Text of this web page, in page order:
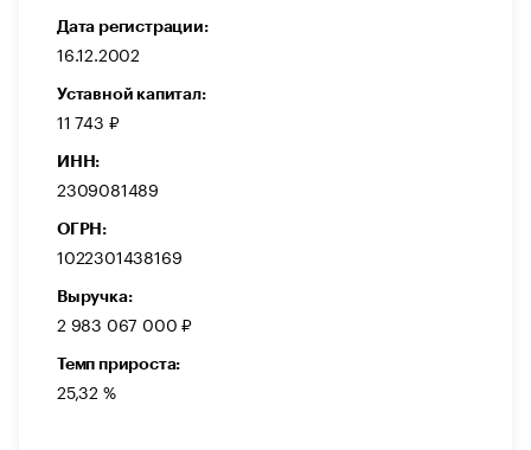
Дата регистрации:
16.12.2002
Уставной капитал:
11 743 ₽
ИНН:
2309081489
ОГРН:
1022301438169
Выручка:
2 983 067 000 ₽
Темп прироста:
25,32 %